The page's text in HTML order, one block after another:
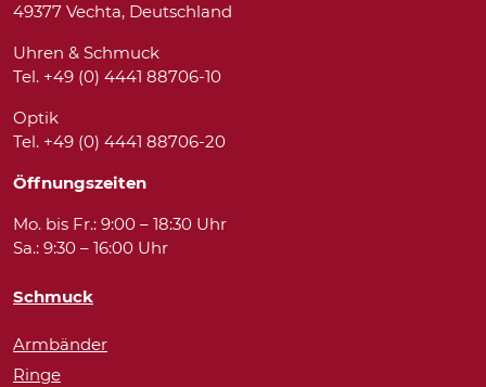
49377 Vechta, Deutschland
Uhren & Schmuck
Tel. +49 (0) 4441 88706-10
Optik
Tel. +49 (0) 4441 88706-20
Öffnungszeiten
Mo. bis Fr.: 9:00 – 18:30 Uhr
Sa.: 9:30 – 16:00 Uhr
Schmuck
Armbänder
Ringe